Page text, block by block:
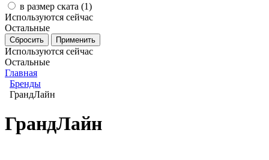
в размер ската (1)
Используются сейчас
Остальные
Используются сейчас
Остальные
Главная
Бренды
ГрандЛайн
ГрандЛайн